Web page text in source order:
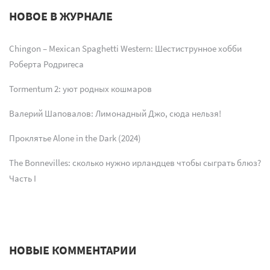
НОВОЕ В ЖУРНАЛЕ
Chingon – Mexican Spaghetti Western: Шестиструнное хобби
Роберта Родригеса
Tormentum 2: уют родных кошмаров
Валерий Шаповалов: Лимонадный Джо, сюда нельзя!
Проклятье Alone in the Dark (2024)
The Bonnevilles: сколько нужно ирландцев чтобы сыграть блюз?
Часть I
НОВЫЕ КОММЕНТАРИИ